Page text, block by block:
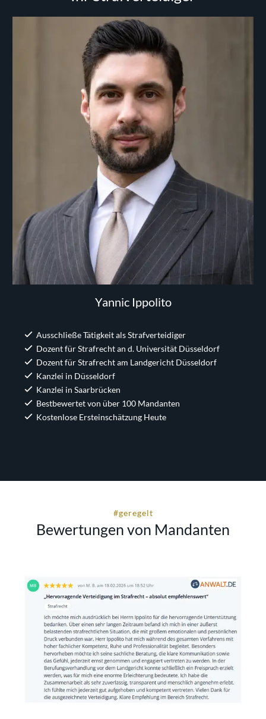
Yannic Ippolito
Ausschließe Tätigkeit als Strafverteidiger
Dozent für Strafrecht an d. Universität Düsseldorf
Dozent für Strafrecht am Landgericht Düsseldorf
Kanzlei in Düsseldorf
Kanzlei in Saarbrücken
Bestbewertet von über 100 Mandanten
Kostenlose Ersteinschätzung Heute
#geregelt
Bewertungen von Mandanten